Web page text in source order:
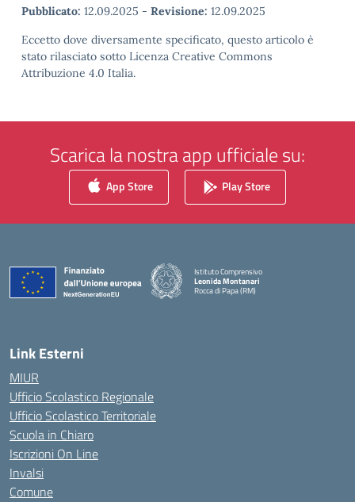
Pubblicato: 12.09.2025 - Revisione: 12.09.2025
Eccetto dove diversamente specificato, questo articolo è
stato rilasciato sotto Licenza Creative Commons
Attribuzione 4.0 Italia.
Scarica la nostra app ufficiale su:
App Store Play Store
Istituto Comprensivo
Leonida Montanari
Rocca di Papa (RM)
— Visita la pagina iniziale della scuola
Link Esterni
MIUR
Ufficio Scolastico Regionale
Ufficio Scolastico Territoriale
Scuola in Chiaro
Iscrizioni On Line
Invalsi
Comune